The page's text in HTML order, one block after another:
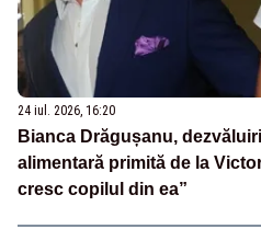
24 iul. 2026, 16:20
Bianca Drăgușanu,
alimentară primită de la
cresc copilul din ea”